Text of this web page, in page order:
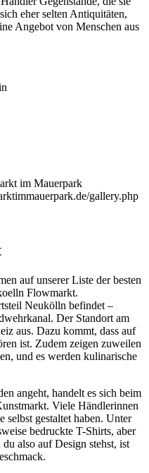
eher selten Antiquitäten,
Angebot von Menschen aus
gallery.php
auf unserer Liste der besten
Flowmarkt.
Neukölln befindet –
Der Standort am
aus. Dazu kommt, dass auf
ist. Zudem zeigen zuweilen
und es werden kulinarische
angeht, handelt es sich beim
Viele Händlerinnen
selbst gestaltet haben. Unter
bedruckte T-Shirts, aber
also auf Design stehst, ist